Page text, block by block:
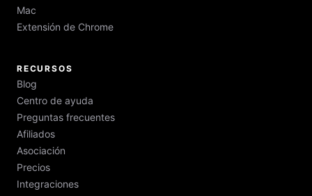
Mac
Extensión de Chrome
RECURSOS
Blog
Centro de ayuda
Preguntas frecuentes
Afiliados
Asociación
Precios
Integraciones